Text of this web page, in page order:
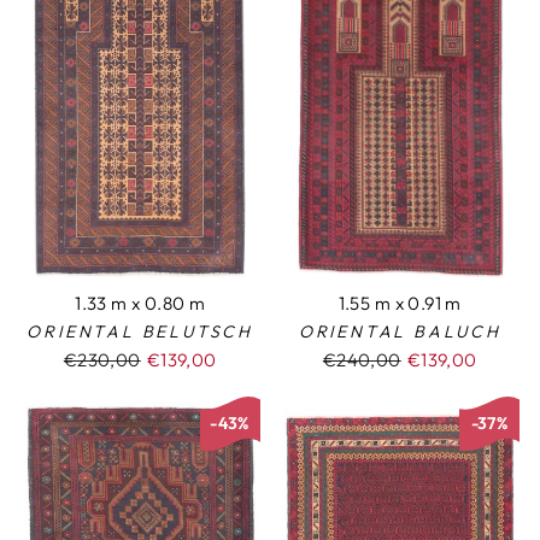
1.33 m x 0.80 m
ORIENTAL BELUTSCH
Normaler
€230,00 Sonderpreis
€139,00
1.55 m x 0.91 m
ORIENTAL BALUCH
Normaler
€240,00 Sonderpreis
€139,00
-43% -37%